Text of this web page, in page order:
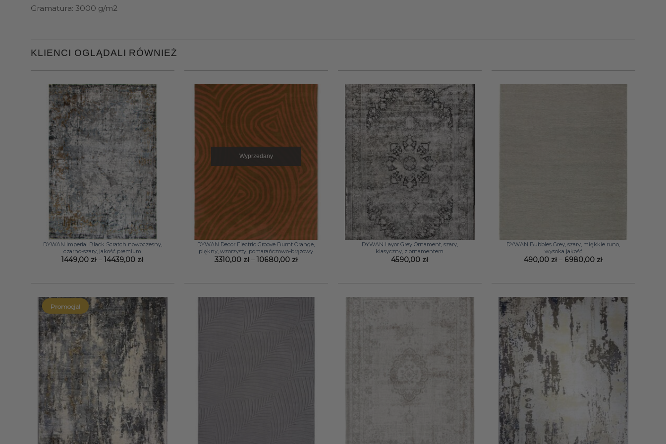
Gramatura: 3000 g/m2
KLIENCI OGLĄDALI RÓWNIEŻ
+
DYWAN Imperial Black Scratch nowoczesny,
czarno-szary, jakość premium
1449,00 zł – 14439,00 złZakres
do
Wyprzedany
DYWAN Decor Electric Groove Burnt Orange,
piękny, wzorzysty, pomarańczowo-brązowy
3310,00 zł – 10680,00 złZakres
do
+
DYWAN Layor Grey Ornament, szary,
klasyczny, z ornamentem
4590,00 zł
DYWAN Bubbles Grey, szary, miękkie runo,
wysoka jakość
490,00 zł – 6980,00 złZakres
do
Promocja!
+ +